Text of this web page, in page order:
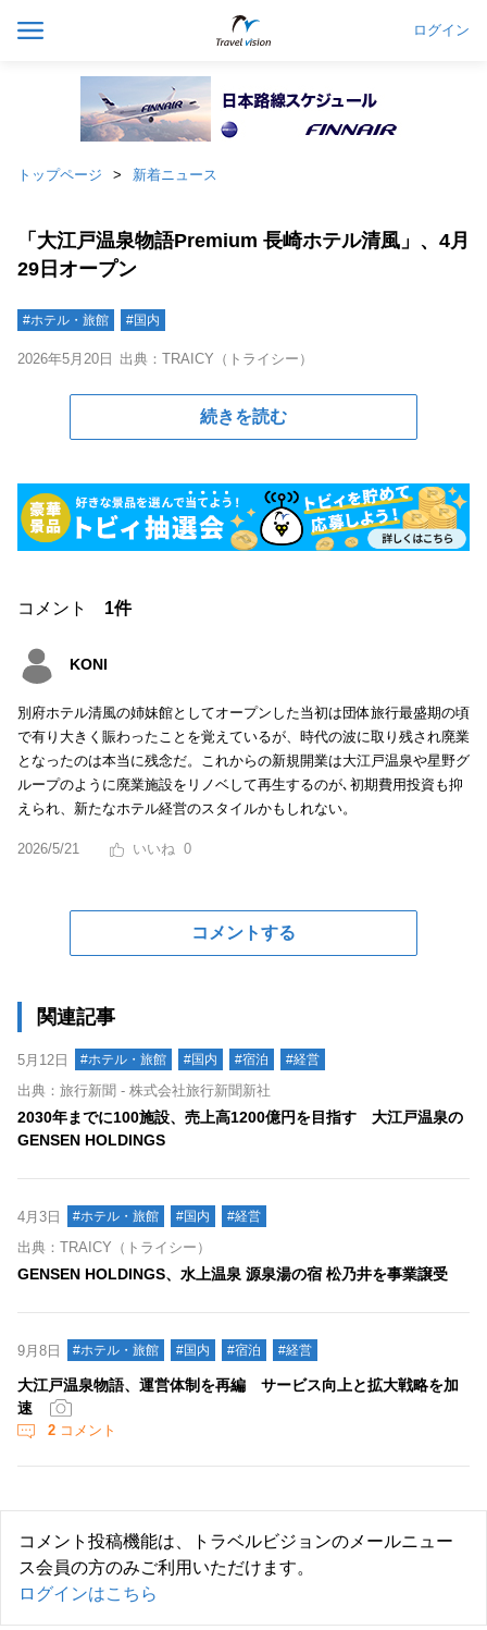
ログイン
トップページ 新着ニュース
「大江戸温泉物語Premium 長崎ホテル清風」、4月
29日オープン
#ホテル・旅館 #国内
2026年5月20日 出典：TRAICY（トライシー）
続きを読む
コメント 1件
KONI
別府ホテル清風の姉妹館としてオープンした当初は団体旅行最盛期の頃
で有り大きく賑わったことを覚えているが、時代の波に取り残され廃業
となったのは本当に残念だ。これからの新規開業は大江戸温泉や星野グ
ループのように廃業施設をリノベして再生するのが､初期費用投資も抑
えられ、新たなホテル経営のスタイルかもしれない。
2026/5/21 0
コメントする
関連記事
5月12日 #ホテル・旅館 #国内 #宿泊 #経営
出典：旅行新聞 - 株式会社旅行新聞新社
2030年までに100施設、売上高1200億円を目指す 大江戸温泉の
GENSEN HOLDINGS
4月3日 #ホテル・旅館 #国内 #経営
出典：TRAICY（トライシー）
GENSEN HOLDINGS、水上温泉 源泉湯の宿 松乃井を事業譲受
9月8日 #ホテル・旅館 #国内 #宿泊 #経営
大江戸温泉物語、運営体制を再編 サービス向上と拡大戦略を加
速
2 コメント
コメント投稿機能は、トラベルビジョンのメールニュー
ス会員の方のみご利用いただけます。
ログインはこちら